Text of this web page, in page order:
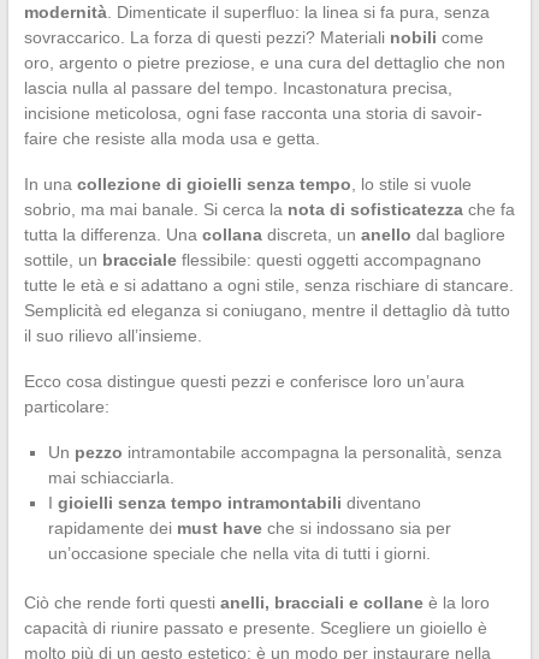
modernità. Dimenticate il superfluo: la linea si fa pura, senza
sovraccarico. La forza di questi pezzi? Materiali nobili come
oro, argento o pietre preziose, e una cura del dettaglio che non
lascia nulla al passare del tempo. Incastonatura precisa,
incisione meticolosa, ogni fase racconta una storia di savoir-
faire che resiste alla moda usa e getta.
In una collezione di gioielli senza tempo , lo stile si vuole
sobrio, ma mai banale. Si cerca la nota di sofisticatezzache fa
tutta la differenza. Una collanadiscreta, un anello dal bagliore
sottile, un braccialeflessibile: questi oggetti accompagnano
tutte le età e si adattano a ogni stile, senza rischiare di stancare.
Semplicità ed eleganza si coniugano, mentre il dettaglio dà tutto
il suo rilievo all’insieme.
Ecco cosa distingue questi pezzi e conferisce loro un’aura
particolare:
Un pezzo intramontabile accompagna la personalità, senza
mai schiacciarla.
I gioielli senza tempo intramontabili diventano
rapidamente dei must haveche si indossano sia per
un’occasione speciale che nella vita di tutti i giorni.
Ciò che rende forti questi anelli, bracciali e collaneè la loro
capacità di riunire passato e presente. Scegliere un gioiello è
molto più di un gesto estetico: è un modo per instaurare nella